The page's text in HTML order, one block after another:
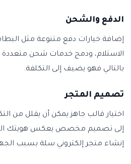
الدفع والشحن
إضافة خيارات دفع متنوعة مثل
الاستلام، ودمج خدمات شحن متعددة
بالتالي فهو يضيف إلى التكلفة.
تصميم المتجر
اختيار قالب جاهز يمكن أن يقلل من
إلى تصميم مخصص يعكس هويتك
إنشاء متجر إلكتروني سلة بسبب